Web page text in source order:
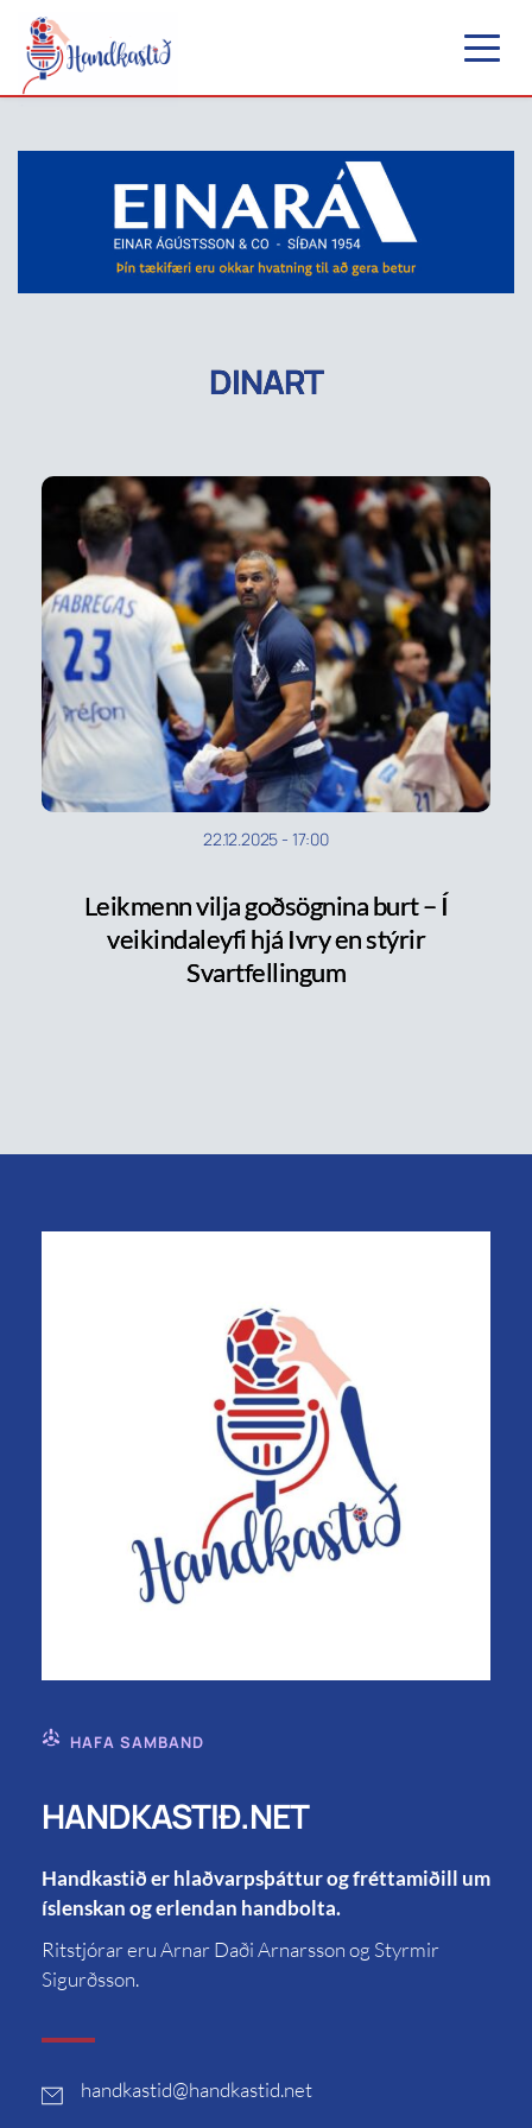
DINART
22.12.2025 - 17:00
Leikmenn vilja goðsögnina burt – Í
veikindaleyfi hjá Ivry en stýrir
Svartfellingum
HAFA SAMBAND
HANDKASTIÐ.NET
Handkastið er hlaðvarpsþáttur og fréttamiðill um
íslenskan og erlendan handbolta.
Ritstjórar eru Arnar Daði Arnarsson og Styrmir
Sigurðsson.
handkastid@handkastid.net